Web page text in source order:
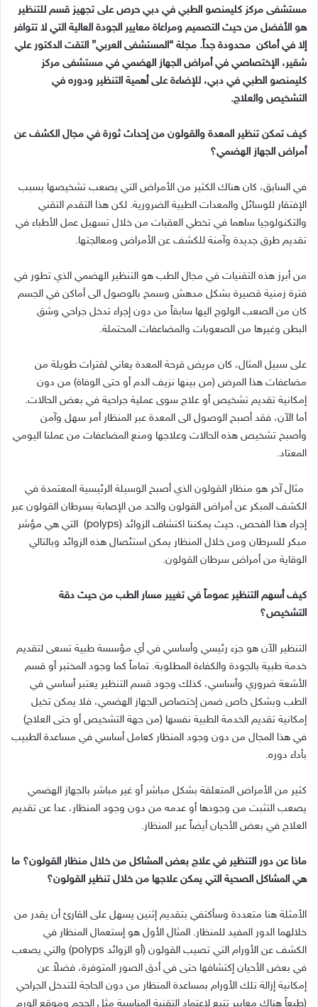
مستشفى مركز كليمنصو الطبي في دبي حرص على تجهيز قسم للتنظير
هو الأفضل من حيث التصميم ومراعاة معايير الجودة العالية التي لا تتوافر
إلا في أماكن محدودة جداً. مجلة “المستشفى العربي” التقت الدكتور علي
شقير، الإختصاصي في أمراض الجهاز الهضمي في مستشفى مركز
كليمنصو الطبي في دبي، للإضاءة على أهمية التنظير ودوره في
التشخيص والعلاج.
كيف تمكن تنظير المعدة والقولون من إحداث ثورة في مجال الكشف عن
أمراض الجهاز الهضمي؟
في السابق، كان هناك الكثير من الأمراض التي يصعب تشخيصها بسبب
الإفتقار للوسائل والمعدات الطبية الضرورية. لكن هذا التقدم التقني
والتكنولوجيا ساهما في تخطي العقبات من خلال تسهيل عمل الأطباء في
تقديم طرق جديدة وآمنة للكشف عن الأمراض ومعالجتها.
من أبرز هذه التقنيات في مجال الطب هو التنظير الهضمي الذي تطور في
فترة زمنية قصيرة بشكل مدهش وسمح بالوصول الى أماكن في الجسم
كان من الصعب الولوج اليها سابقاً من دون إجراء تدخل جراحي وشق
البطن وغيرها من الصعوبات والمضاعفات المحتملة.
على سبيل المثال، كان مريض قرحة المعدة يعاني لفترات طويلة من
مضاعفات هذا المرض (من بينها نزيف الدم أو حتى الوفاة) من دون
إمكانية تقديم تشخيص أو علاج سوى عملية جراحية في بعض الحالات.
أما الآن، فقد أصبح الوصول الى المعدة عبر المنظار أمر سهل وآمن
وأصبح تشخيص هذه الحالات وعلاجها ومنع المضاعفات من عملنا اليومي
المعتاد.
مثال آخر هو منظار القولون الذي أصبح الوسيلة الرئيسية المعتمدة في
الكشف المبكر عن أمراض القولون والحد من الإصابة بسرطان القولون عبر
إجراء هذا الفحص، حيث يمكننا اكتشاف الزوائد (polyps) التي هي مؤشر
مبكر للسرطان ومن خلال المنظار يمكن استئصال هذه الزوائد وبالتالي
الوقاية من أمراض سرطان القولون.
كيف أسهم التنظير عموماً في تغيير مسار الطب من حيث دقة
التشخيص؟
التنظير الآن هو جزء رئيسي وأساسي في أي مؤسسة طبية تسعى لتقديم
خدمة طبية بالجودة والكفاءة المطلوبة. تماماً كما وجود المختبر أو قسم
الأشعة ضروري وأساسي، كذلك وجود قسم التنظير يعتبر أساسي في
الطب وبشكل خاص ضمن إختصاص الجهاز الهضمي، فلا يمكن تخيل
إمكانية تقديم الخدمة الطبية نفسها (من جهة التشخيص أو حتى العلاج)
في هذا المجال من دون وجود المنظار كعامل أساسي في مساعدة الطبيب
بأداء دوره.
كثير من الأمراض المتعلقة بشكل مباشر أو غير مباشر بالجهاز الهضمي
يصعب التثبت من وجودها أو عدمه من دون وجود المنظار، عدا عن تقديم
العلاج في بعض الأحيان أيضاً عبر المنظار.
ماذا عن دور التنظير في علاج بعض المشاكل من خلال منظار القولون؟ ما
هي المشاكل الصحية التي يمكن علاجها من خلال تنظير القولون؟
الأمثلة هنا متعددة وسأكتفي بتقديم إثنين يسهل على القارئ أن يقدر من
خلالهما الدور المفيد للمنظار. المثال الأول هو إستعمال المنظار في
الكشف عن الأورام التي تصيب القولون (أو الزوائد polyps) والتي يصعب
في بعض الأحيان إكتشافها حتى في أدق الصور المتوفرة، فضلاً عن
إمكانية إزالة تلك الأورام بمساعدة المنظار من دون الحاجة للتدخل الجراحي
(طبعاً هناك معايير تتبع لاعتماد التقنية المناسبة مثل الحجم وموقع الورم